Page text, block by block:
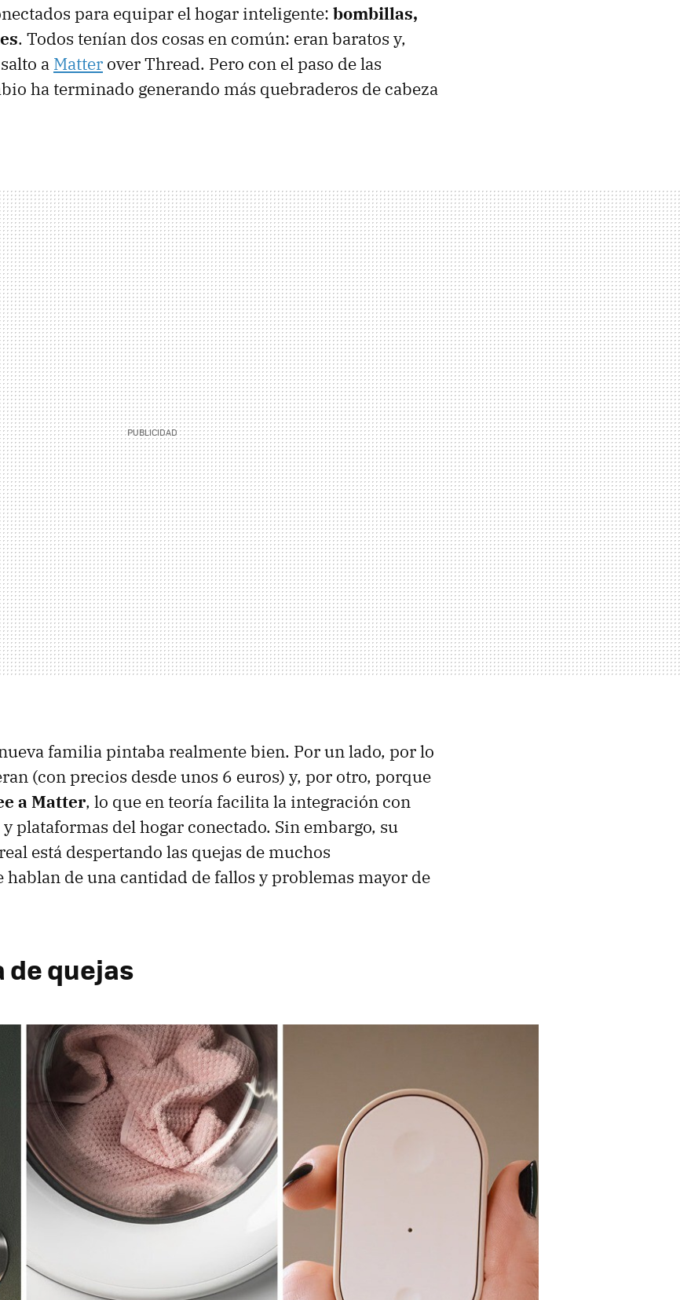
para equipar el hogar inteligente: bombillas,
. Todos tenían dos cosas en común: eran baratos y,
a Matter over Thread. Pero con el paso de las
ha terminado generando más quebraderos de cabeza
familia pintaba realmente bien. Por un lado, por lo
(con precios desde unos 6 euros) y, por otro, porque
a Matter, lo que en teoría facilita la integración con
plataformas del hogar conectado. Sin embargo, su
está despertando las quejas de muchos
hablan de una cantidad de fallos y problemas mayor de
de quejas